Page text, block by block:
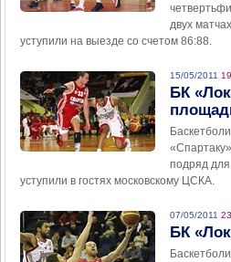
двух
уступили на выезде со счетом 86:88.
15/05/2011
БК
подряд
уступили в гостях московскому ЦСКА.
07/05/2011
БК